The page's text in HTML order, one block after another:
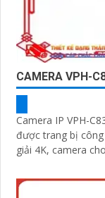
CAMERA VPH-
Camera IP VPH-
được trang bị công
giải 4K, camera